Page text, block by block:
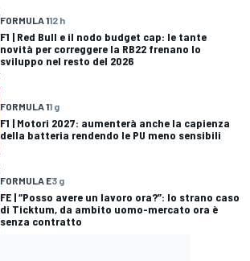
FORMULA 112 h
F1 | Red Bull e il nodo budget cap: le tante
novità per correggere la RB22 frenano lo
sviluppo nel resto del 2026
FORMULA 11 g
F1 | Motori 2027: aumenterà anche la capienza
della batteria rendendo le PU meno sensibili
FORMULA E3 g
FE | “Posso avere un lavoro ora?”: lo strano caso
di Ticktum, da ambito uomo-mercato ora è
senza contratto